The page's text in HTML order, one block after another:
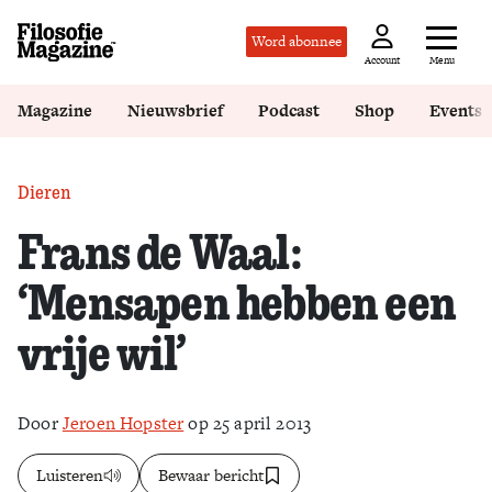
Word abonnee
Account Menu
Magazine Nieuwsbrief Podcast Shop Events
Dieren
Frans de Waal:
‘Mensapen hebben een
vrije wil’
DoorJeroen Hopsterop 25 april 2013
Luisteren Bewaar bericht